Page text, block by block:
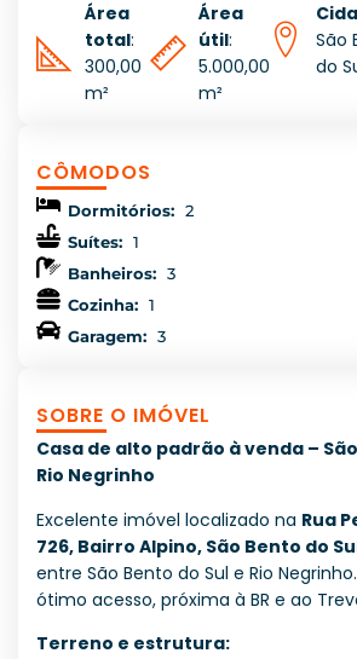
Área
total:
300,00
m²
Área
útil:
5.000,00
m²
São
do
CÔMODOS
Dormitórios: 2
Suítes: 1
Banheiros: 3
Cozinha: 1
Garagem: 3
SOBRE O IMÓVEL
Casa de alto padrão à venda –
Rio Negrinho
Excelente imóvel localizado na Rua
726, Bairro Alpino, São Bento do
entre São Bento do Sul e Rio
ótimo acesso, próxima à BR e ao
Terreno e estrutura: